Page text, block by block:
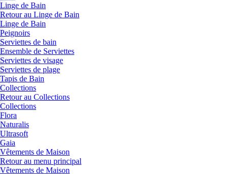
Linge de Bain
Retour au Linge de Bain
Linge de Bain
Peignoirs
Serviettes de bain
Ensemble de Serviettes
Serviettes de visage
Serviettes de plage
Tapis de Bain
Collections
Retour au Collections
Collections
Flora
Naturalis
Ultrasoft
Gaia
Vêtements de Maison
Retour au menu principal
Vêtements de Maison